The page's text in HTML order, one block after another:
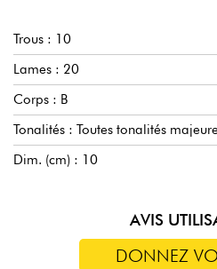
Trous : 10
Lames : 20
Corps : B
Tonalités : Toutes tonalités
Dim. (cm) : 10
AVIS
DONNEZ